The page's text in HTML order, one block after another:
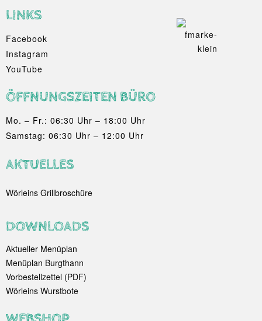
LINKS
Facebook
Instagram
YouTube
ÖFFNUNGSZEITEN BÜRO
Mo. – Fr.: 06:30 Uhr – 18:00 Uhr
Samstag: 06:30 Uhr – 12:00 Uhr
AKTUELLES
Wörleins Grillbroschüre
DOWNLOADS
Aktueller Menüplan
Menüplan Burgthann
Vorbestellzettel (PDF)
Wörleins Wurstbote